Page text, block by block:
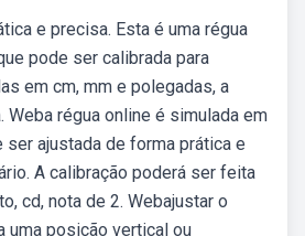
e precisa. Esta é uma régua
pode ser calibrada para
em cm, mm e polegadas, a
Weba régua online é simulada em
ser ajustada de forma prática e
A calibração poderá ser feita
cd, nota de 2. Webajustar o
uma posição vertical ou